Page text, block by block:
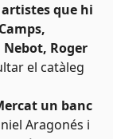
que hi
Roger
el catàleg
un banc
Aragonés i